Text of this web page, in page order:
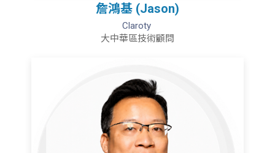
詹鴻基 (Jason)
Claroty
大中華區技術顧問